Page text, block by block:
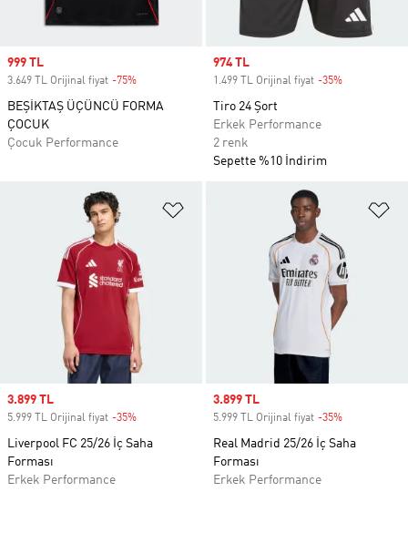
Sale price
999 TL
3.649 TL Orijinal fiyat -75%
BEŞİKTAŞ ÜÇÜNCÜ FORMA
ÇOCUK
Çocuk Performance
Sale price
974 TL
1.499 TL Orijinal fiyat -35%
Tiro 24 Şort
Erkek Performance
2 renk
Sepette %10 İndirim
Favori Listesine Ekle
Sale price
3.899 TL
5.999 TL Orijinal fiyat -35%
Liverpool FC 25/26 İç Saha
Forması
Erkek Performance
Sale price
3.899 TL
5.999 TL Orijinal fiyat -35%
Real Madrid 25/26 İç Saha
Forması
Erkek Performance